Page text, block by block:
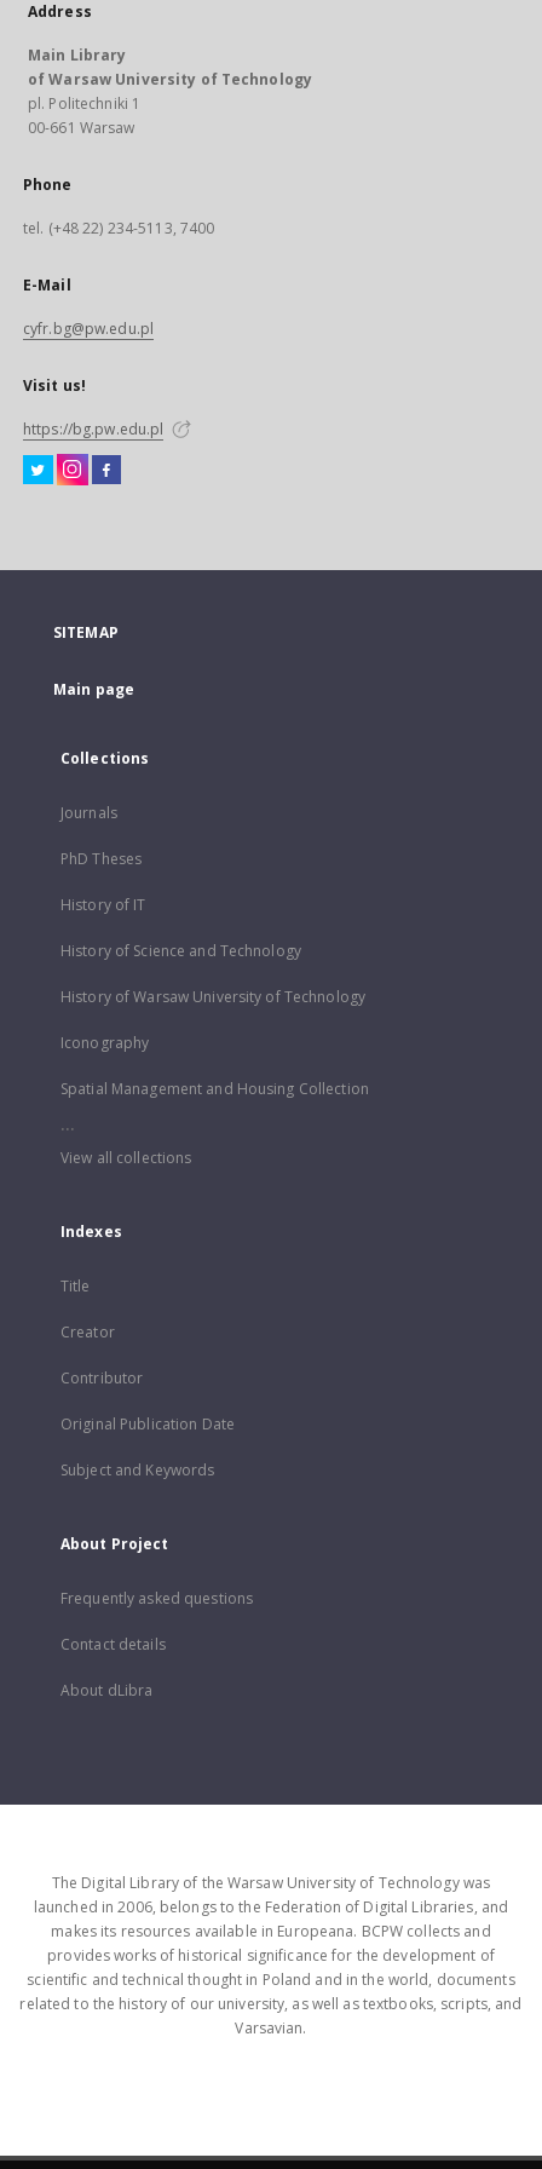
Address
Main Library
of Warsaw University of Technology
pl. Politechniki 1
00-661 Warsaw
Phone
tel. (+48 22) 234-5113, 7400
E-Mail
cyfr.bg@pw.edu.pl
Visit us!
https://bg.pw.edu.pl
SITEMAP
Main page
Collections
Journals
PhD Theses
History of IT
History of Science and Technology
History of Warsaw University of Technology
Iconography
Spatial Management and Housing Collection
...
View all collections
Indexes
Title
Creator
Contributor
Original Publication Date
Subject and Keywords
About Project
Frequently asked questions
Contact details
About dLibra
The Digital Library of the Warsaw University of Technology was
launched in 2006, belongs to the Federation of Digital Libraries, and
makes its resources available in Europeana. BCPW collects and
provides works of historical significance for the development of
scientific and technical thought in Poland and in the world, documents
related to the history of our university, as well as textbooks, scripts, and
Varsavian.